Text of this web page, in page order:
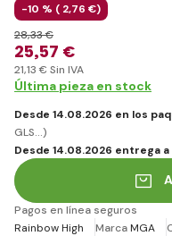
-10 % ( 2,76 €)
25,57 €
28,33 €
21,13 € Sin IVA
Última pieza en stock
Desde 14.08.2026 en los
GLS...)
Desde 14.08.2026 entrega
Pagos en línea seguros
Rainbow High
MarcaMGA